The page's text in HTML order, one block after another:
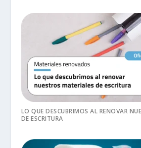
LO QUE DESCUBRIMOS AL RENOVAR
DE ESCRITURA